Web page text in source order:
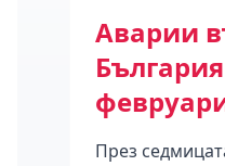
Аварии
През